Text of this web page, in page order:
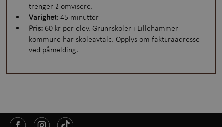
trenger 2 omvisere.
Varighet: 45 minutter
Pris: 60 kr per elev. Grunnskoler i Lillehammer
kommune har skoleavtale. Opplys om fakturaadresse
ved påmelding.